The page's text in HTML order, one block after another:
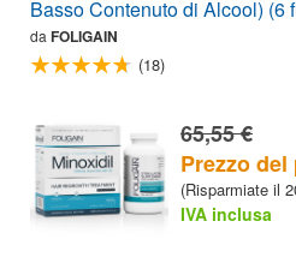
Basso Contenuto di Alcool) (6
Mesi + FOLIGAIN
LA RICRESCITA DEI
PACCO CONVENIENZA
da FOLIGAIN
(18)
65,55 €
Prezzo del
(Risparmiate il
IVA inclusa